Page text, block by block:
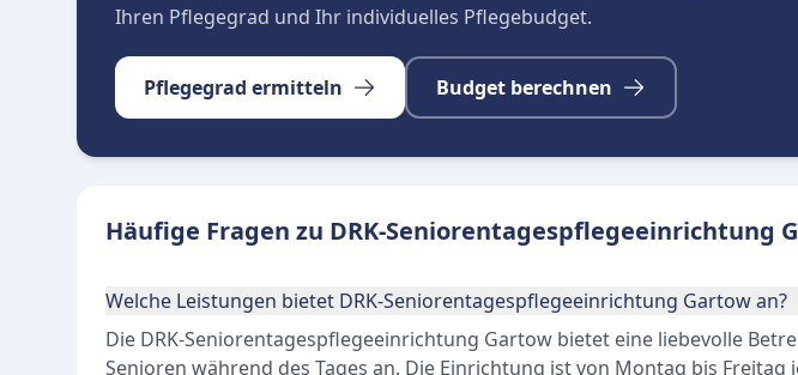
Ihren Pflegegrad und Ihr individuelles Pflegebudget.
Pflegegrad ermitteln Budget berechnen
Häufige Fragen zu DRK-Seniorentagespflegeeinrichtung
Welche Leistungen bietet DRK-Seniorentagespflegeeinrichtung Gartow an?
Die DRK-Seniorentagespflegeeinrichtung Gartow bietet eine liebevolle
Senioren während des Tages an. Die Einrichtung ist von Montag bis Freitag